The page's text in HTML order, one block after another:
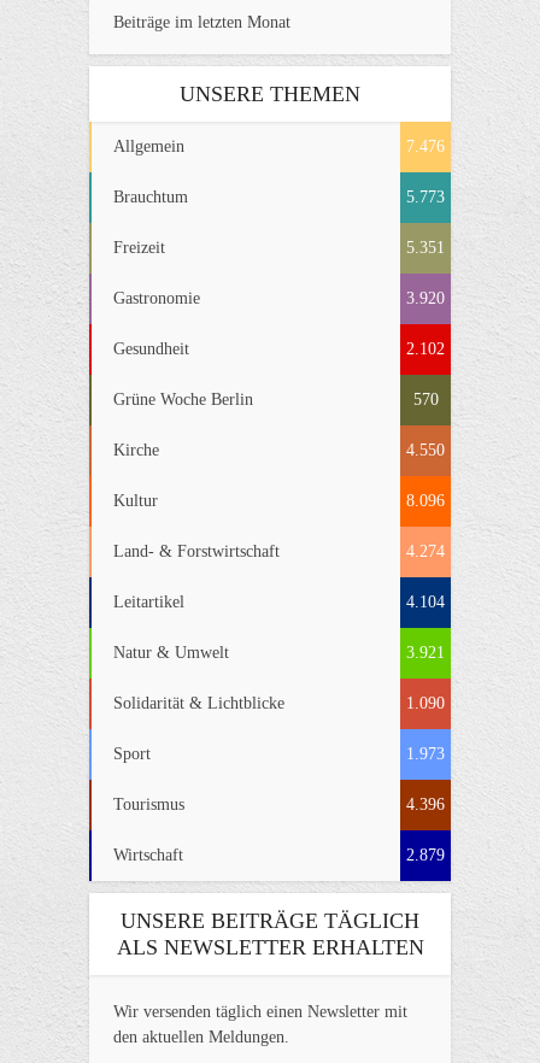
Beiträge im letzten Monat
UNSERE THEMEN
Allgemein 7.476
Brauchtum 5.773
Freizeit 5.351
Gastronomie 3.920
Gesundheit 2.102
Grüne Woche Berlin 570
Kirche 4.550
Kultur 8.096
Land- & Forstwirtschaft 4.274
Leitartikel 4.104
Natur & Umwelt 3.921
Solidarität & Lichtblicke 1.090
Sport 1.973
Tourismus 4.396
Wirtschaft 2.879
UNSERE BEITRÄGE TÄGLICH
ALS NEWSLETTER ERHALTEN
Wir versenden täglich einen Newsletter mit
den aktuellen Meldungen.